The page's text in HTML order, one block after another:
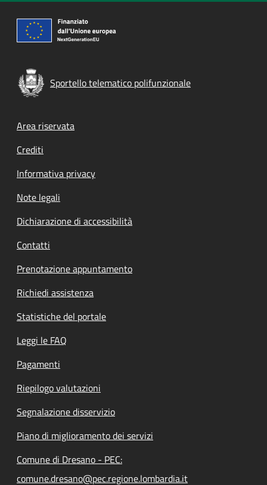
Sportello telematico polifunzionale
Footer menu
Area riservata
Crediti
Informativa privacy
Note legali
Dichiarazione di accessibilità
Contatti
Prenotazione appuntamento
Richiedi assistenza
Statistiche del portale
Leggi le FAQ
Pagamenti
Riepilogo valutazioni
Segnalazione disservizio
Piano di miglioramento dei servizi
Comune di Dresano - PEC:
comune.dresano@pec.regione.lombardia.it